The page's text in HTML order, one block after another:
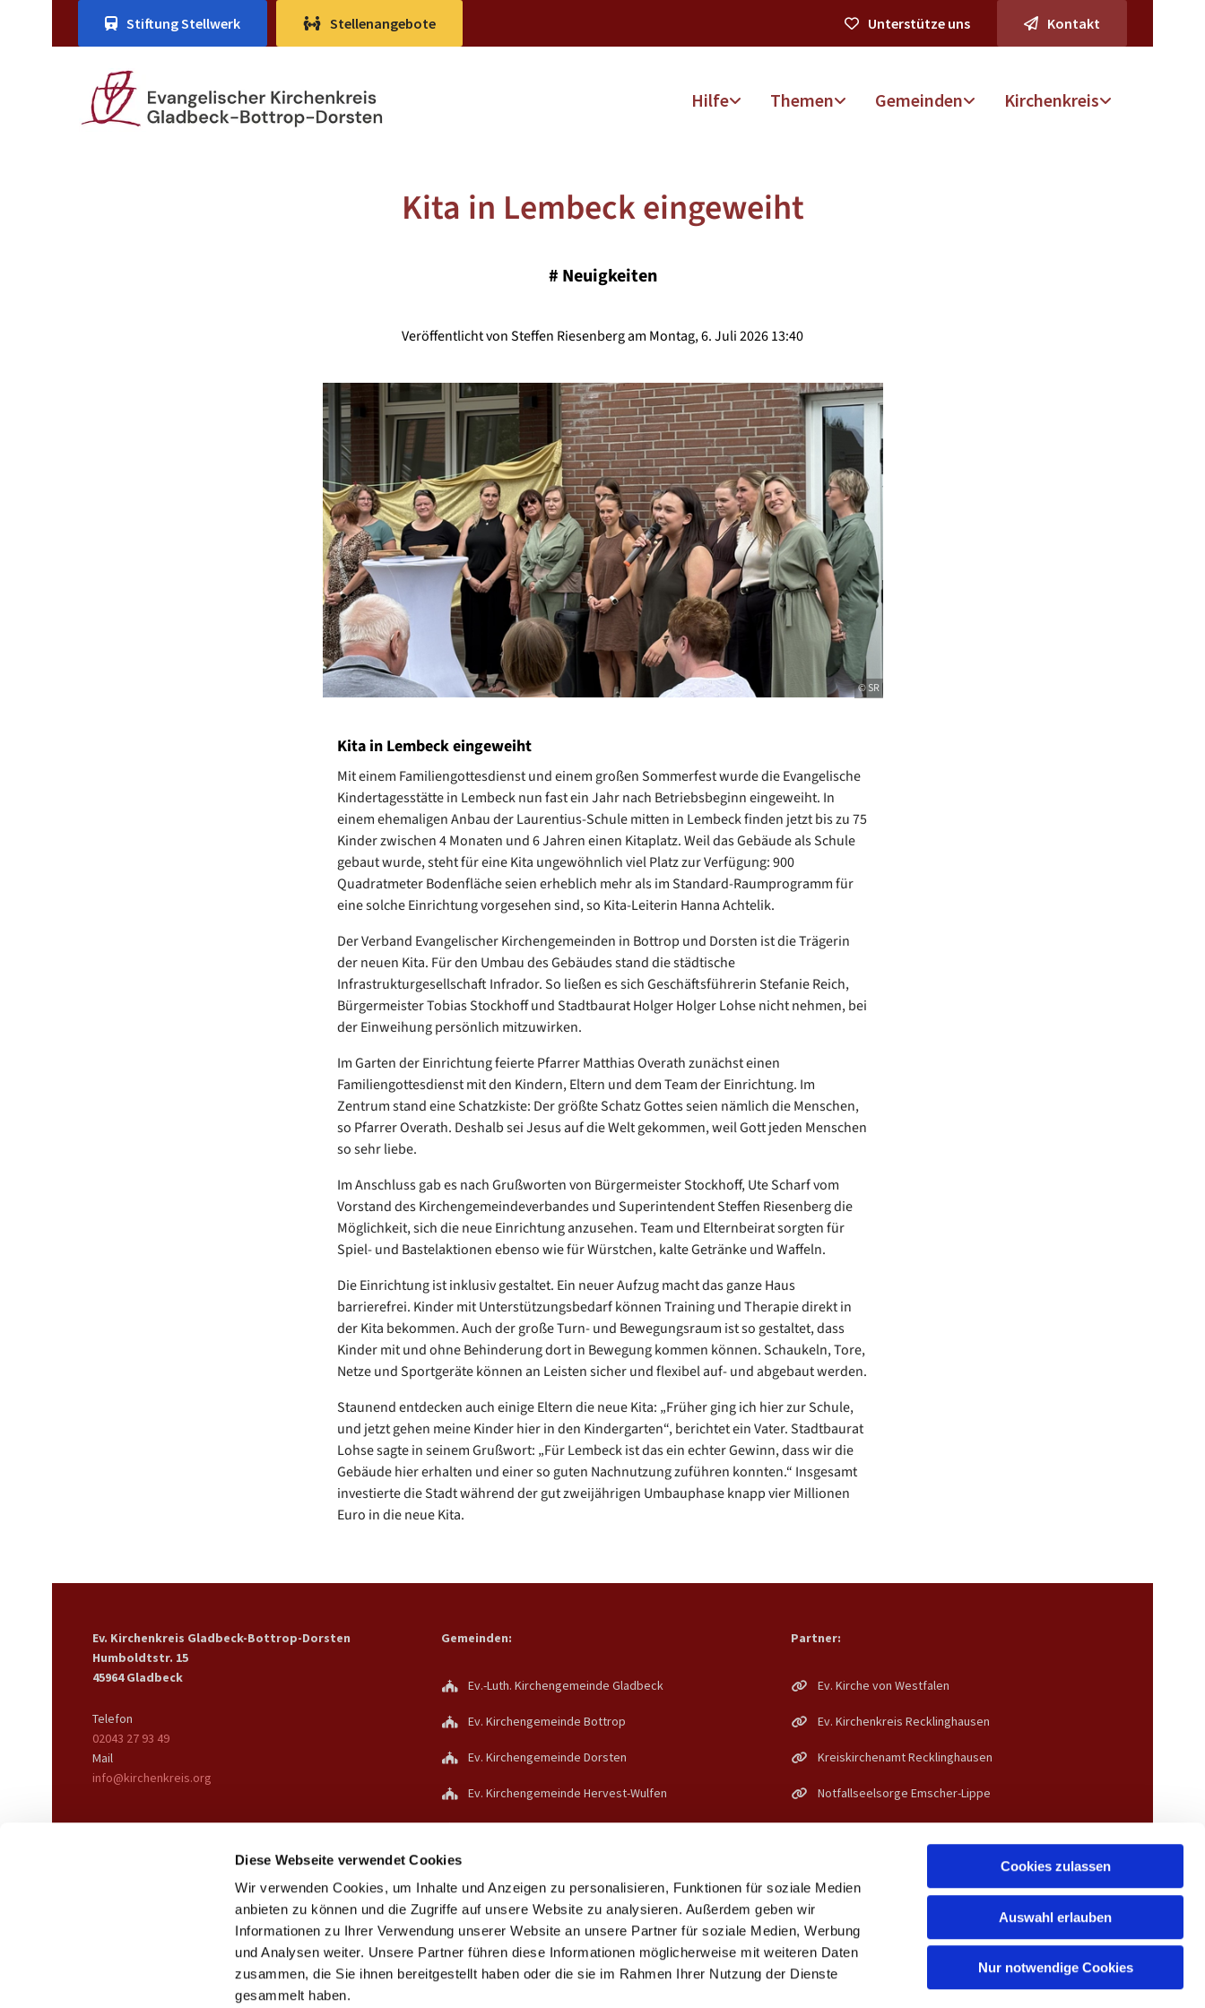
Diese Webseite verwendet Cookies
Wir verwenden Cookies, um Inhalte und Anzeigen zu personalisieren, Funktionen für soziale Medien
anbieten zu können und die Zugriffe auf unsere Website zu analysieren. Außerdem geben wir
Informationen zu Ihrer Verwendung unserer Website an unsere Partner für soziale Medien, Werbung
und Analysen weiter. Unsere Partner führen diese Informationen möglicherweise mit weiteren Daten
zusammen, die Sie ihnen bereitgestellt haben oder die sie im Rahmen Ihrer Nutzung der Dienste
gesammelt haben.
Cookies zulassen
Auswahl erlauben
Nur notwendige Cookies
Kontakt
Unterstütze uns
Stiftung Stellwerk Stellenangebote
Hilfe Themen Gemeinden Kirchenkreis
Kita in Lembeck eingeweiht
# Neuigkeiten
Veröffentlicht von Steffen Riesenberg am Montag, 6. Juli 2026 13:40
© SR
Kita in Lembeck eingeweiht
Mit einem Familiengottesdienst und einem großen Sommerfest wurde die Evangelische
Kindertagesstätte in Lembeck nun fast ein Jahr nach Betriebsbeginn eingeweiht. In
einem ehemaligen Anbau der Laurentius-Schule mitten in Lembeck finden jetzt bis zu 75
Kinder zwischen 4 Monaten und 6 Jahren einen Kitaplatz. Weil das Gebäude als Schule
gebaut wurde, steht für eine Kita ungewöhnlich viel Platz zur Verfügung: 900
Quadratmeter Bodenfläche seien erheblich mehr als im Standard-Raumprogramm für
eine solche Einrichtung vorgesehen sind, so Kita-Leiterin Hanna Achtelik.
Der Verband Evangelischer Kirchengemeinden in Bottrop und Dorsten ist die Trägerin
der neuen Kita. Für den Umbau des Gebäudes stand die städtische
Infrastrukturgesellschaft Infrador. So ließen es sich Geschäftsführerin Stefanie Reich,
Bürgermeister Tobias Stockhoff und Stadtbaurat Holger Holger Lohse nicht nehmen, bei
der Einweihung persönlich mitzuwirken.
Im Garten der Einrichtung feierte Pfarrer Matthias Overath zunächst einen
Familiengottesdienst mit den Kindern, Eltern und dem Team der Einrichtung. Im
Zentrum stand eine Schatzkiste: Der größte Schatz Gottes seien nämlich die Menschen,
so Pfarrer Overath. Deshalb sei Jesus auf die Welt gekommen, weil Gott jeden Menschen
so sehr liebe.
Im Anschluss gab es nach Grußworten von Bürgermeister Stockhoff, Ute Scharf vom
Vorstand des Kirchengemeindeverbandes und Superintendent Steffen Riesenberg die
Möglichkeit, sich die neue Einrichtung anzusehen. Team und Elternbeirat sorgten für
Spiel- und Bastelaktionen ebenso wie für Würstchen, kalte Getränke und Waffeln.
Die Einrichtung ist inklusiv gestaltet. Ein neuer Aufzug macht das ganze Haus
barrierefrei. Kinder mit Unterstützungsbedarf können Training und Therapie direkt in
der Kita bekommen. Auch der große Turn- und Bewegungsraum ist so gestaltet, dass
Kinder mit und ohne Behinderung dort in Bewegung kommen können. Schaukeln, Tore,
Netze und Sportgeräte können an Leisten sicher und flexibel auf- und abgebaut werden.
Staunend entdecken auch einige Eltern die neue Kita: „Früher ging ich hier zur Schule,
und jetzt gehen meine Kinder hier in den Kindergarten“, berichtet ein Vater. Stadtbaurat
Lohse sagte in seinem Grußwort: „Für Lembeck ist das ein echter Gewinn, dass wir die
Gebäude hier erhalten und einer so guten Nachnutzung zuführen konnten.“ Insgesamt
investierte die Stadt während der gut zweijährigen Umbauphase knapp vier Millionen
Euro in die neue Kita.
Ev. Kirchenkreis Gladbeck-Bottrop-Dorsten
Humboldtstr. 15
45964 Gladbeck
Telefon
02043 27 93 49
Mail
info@kirchenkreis.org
Gemeinden:
Ev.-Luth. Kirchengemeinde Gladbeck
Ev. Kirchengemeinde Bottrop
Ev. Kirchengemeinde Dorsten
Ev. Kirchengemeinde Hervest-Wulfen
Ev. Kirchengemeinde Holsterhausen/Lippe
Dorsten
Partner:
Ev. Kirche von Westfalen
Ev. Kirchenkreis Recklinghausen
Kreiskirchenamt Recklinghausen
Notfallseelsorge Emscher-Lippe
Diakonisches Werk Gladbeck-Bottrop-Dorsten